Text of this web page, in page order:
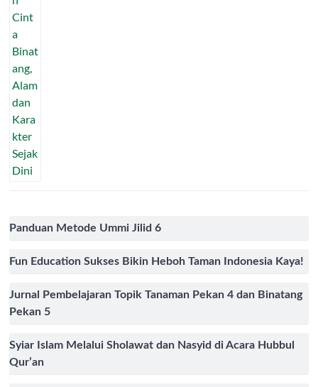
Panduan Metode Ummi Jilid 6
Fun Education Sukses Bikin Heboh Taman Indonesia Kaya!
Jurnal Pembelajaran Topik Tanaman Pekan 4 dan Binatang
Pekan 5
Syiar Islam Melalui Sholawat dan Nasyid di Acara Hubbul
Qur’an